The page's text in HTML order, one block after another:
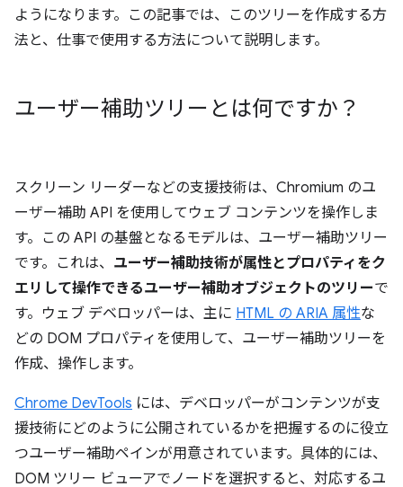
ようになります。この記事では、このツリーを作成する方
法と、仕事で使用する方法について説明します。
ユーザー補助ツリーとは何ですか？
スクリーン リーダーなどの支援技術は、Chromium のユ
ーザー補助 API を使用してウェブ コンテンツを操作しま
す。この API の基盤となるモデルは、ユーザー補助ツリー
です。これは、 ユーザー補助技術が属性とプロパティをク
エリして操作できるユーザー補助オブジェクトのツリーで
す。ウェブ デベロッパーは、主に HTML の ARIA 属性な
どの DOM プロパティを使用して、ユーザー補助ツリーを
作成、操作します。
Chrome DevTools には、デベロッパーがコンテンツが支
援技術にどのように公開されているかを把握するのに役立
つユーザー補助ペインが用意されています。具体的には、
DOM ツリー ビューアでノードを選択すると、対応するユ